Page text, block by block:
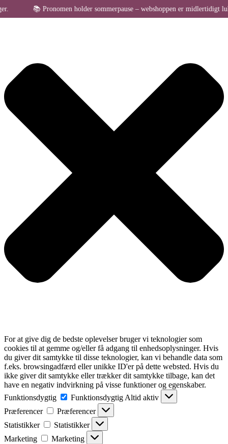
Administrer samtykke til cookies
For at give dig de bedste oplevelser bruger vi teknologier som
cookies til at gemme og/eller få adgang til enhedsoplysninger. Hvis
du giver dit samtykke til disse teknologier, kan vi behandle data som
f.eks. browsingadfærd eller unikke ID'er på dette websted. Hvis du
ikke giver dit samtykke eller trækker dit samtykke tilbage, kan det
have en negativ indvirkning på visse funktioner og egenskaber.
Funktionsdygtig
Funktionsdygtig Altid aktiv
Præferencer
Præferencer
Statistikker
Statistikker
Marketing
Marketing
📚 Pronomen holder sommerpause – webshoppen er midlertidigt lukket